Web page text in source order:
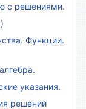
с решениями.
Функции.
указания.
решений